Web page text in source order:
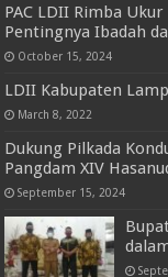
PAC LDII Rimba
Pentingnya Ibadah
October 15, 2024
LDII Kabupaten
March 8, 2022
Dukung Pilkada
Pangdam XIV
September 15, 2024